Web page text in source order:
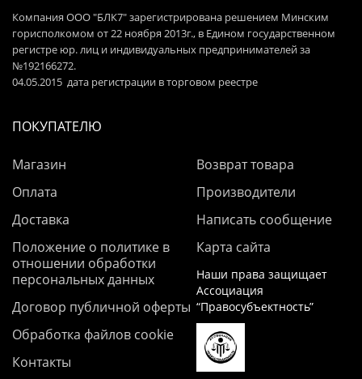
Компания ООО "БЛК7" зарегистрирована решением Минским
горисполкомом от 22 ноября 2013г., в Едином государственном
регистре юр. лиц и индивидуальных предпринимателей за
№192166272.
04.05.2015 дата регистрации в торговом реестре
ПОКУПАТЕЛЮ
Магазин
Оплата
Доставка
Положение о политике в
отношении обработки
персональных данных
Договор публичной оферты
Обработка файлов cookie
Контакты
Возврат товара
Производители
Написать сообщение
Карта сайта
Наши права защищает
Ассоциация
“Правосубъектность”